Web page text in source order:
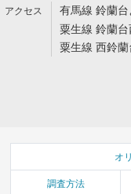
有馬線 鈴蘭
粟生線 鈴蘭
粟生線 西鈴
オ
調査方法